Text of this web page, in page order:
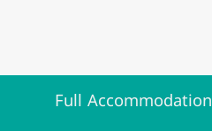
Full Accommodation